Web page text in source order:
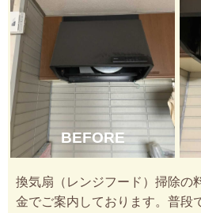
BEFORE
換気扇（レンジフード）掃除の
金でご案内しております。普段